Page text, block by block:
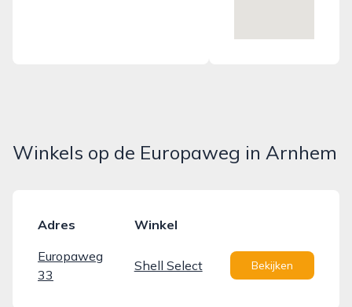
Winkels op de Europaweg in Arnhem
Adres
Winkel
Europaweg
33
Shell Select Bekijken